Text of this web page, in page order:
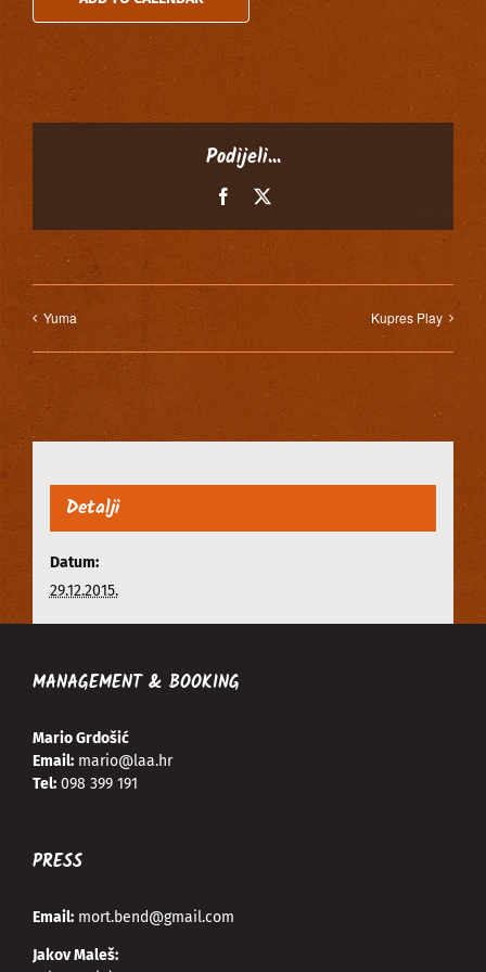
Podijeli...
Facebook
Yuma Kupres Play
Detalji
Datum:
29.12.2015.
MANAGEMENT & BOOKING
Mario Grdošić
Email: mario@laa.hr
Tel: 098 399 191
PRESS
Email: mort.bend@gmail.com
Jakov Maleš: